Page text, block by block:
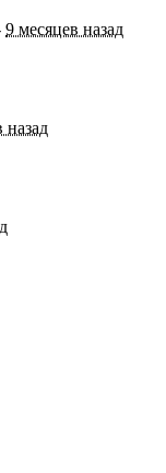
9 месяцев назад
назад